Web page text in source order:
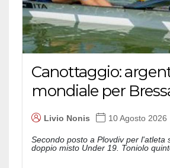
Canottaggio:
mondiale per
Livio Nonis 10 Agosto 2026
Secondo posto a Plovdiv per l'atleta
doppio misto Under 19. Toniolo